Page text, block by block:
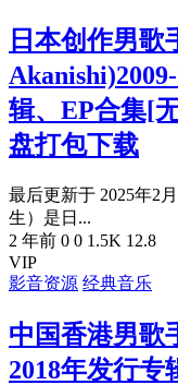
日本创作男歌
辑、EP合集[
盘打包下载
最后更新于 2025年2
生）是日...
2 年前 0 0 1.5K 12.8
VIP
影音资源 经典音乐
中国香港男歌
2018年发行专